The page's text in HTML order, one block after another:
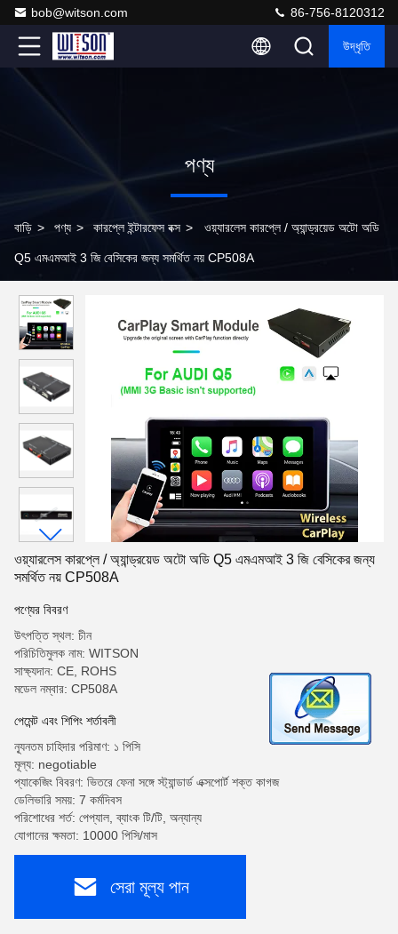
bob@witson.com 86-756-8120312
উদ্ধৃতি
পণ্য
বাড়ি > পণ্য > কারপ্লে ইন্টারফেস বক্স > ওয়্যারলেস কারপ্লে / অ্যান্ড্রয়েড অটো অডি
Q5 এমএমআই 3 জি বেসিকের জন্য সমর্থিত নয় CP508A
ওয়্যারলেস কারপ্লে / অ্যান্ড্রয়েড অটো অডি Q5 এমএমআই 3 জি বেসিকের জন্য
সমর্থিত নয় CP508A
পণ্যের বিবরণ
উৎপত্তি স্থল: চীন
পরিচিতিমুলক নাম: WITSON
সাক্ষ্যদান: CE, ROHS
মডেল নম্বার: CP508A
পেমেন্ট এবং শিপিং শর্তাবলী
ন্যূনতম চাহিদার পরিমাণ: ১ পিসি
মূল্য: negotiable
প্যাকেজিং বিবরণ: ভিতরে ফেনা সঙ্গে স্ট্যান্ডার্ড এক্সপোর্ট শক্ত কাগজ
ডেলিভারি সময়: 7 কর্মদিবস
পরিশোধের শর্ত: পেপ্যাল, ব্যাংক টি/টি, অন্যান্য
যোগানের ক্ষমতা: 10000 পিসি/মাস
সেরা মূল্য পান